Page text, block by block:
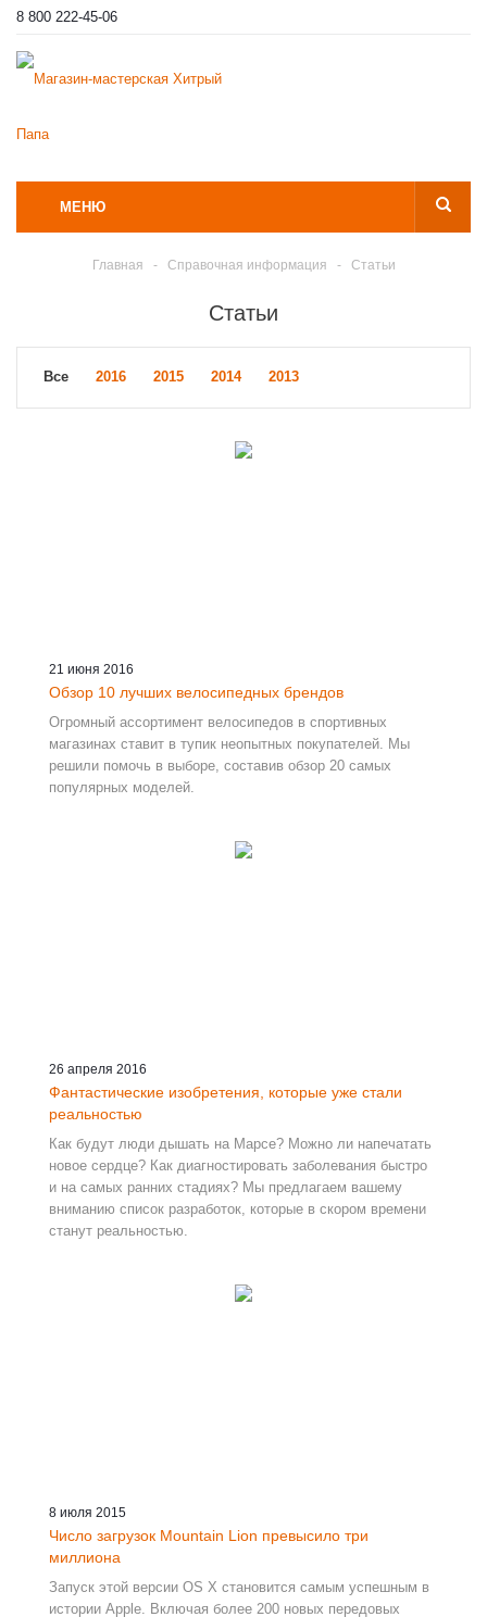
8 800 222-45-06
МЕНЮ
Главная - Справочная информация - Статьи
Статьи
Все 2016 2015 2014 2013
21 июня 2016
Обзор 10 лучших велосипедных брендов
Огромный ассортимент велосипедов в спортивных
магазинах ставит в тупик неопытных покупателей. Мы
решили помочь в выборе, составив обзор 20 самых
популярных моделей.
26 апреля 2016
Фантастические изобретения, которые уже стали
реальностью
Как будут люди дышать на Марсе? Можно ли напечатать
новое сердце? Как диагностировать заболевания быстро
и на самых ранних стадиях? Мы предлагаем вашему
вниманию список разработок, которые в скором времени
станут реальностью.
8 июля 2015
Число загрузок Mountain Lion превысило три
миллиона
Запуск этой версии OS X становится самым успешным в
истории Apple. Включая более 200 новых передовых